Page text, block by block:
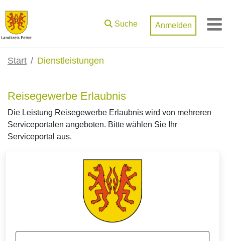
Zum Hauptinhalt springen
Suche Anmelden
Start Dienstleistungen
Reisegewerbe Erlaubnis
Die Leistung Reisegewerbe Erlaubnis wird von mehreren
Serviceportalen angeboten. Bitte wählen Sie Ihr
Serviceportal aus.